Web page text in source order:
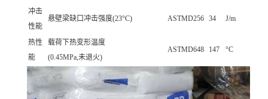
冲击
性能
悬壁梁缺口冲击强度(23°C) ASTMD256 34 J/m
热性
能
载荷下热变形温度
(0.45MPa,未退火)
ASTMD648 147 °C